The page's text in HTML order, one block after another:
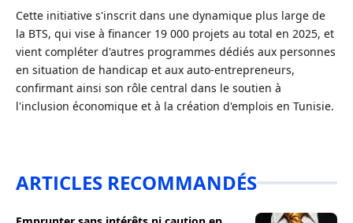
Cette initiative s'inscrit dans une dynamique plus large de
la BTS, qui vise à financer 19 000 projets au total en 2025, et
vient compléter d'autres programmes dédiés aux personnes
en situation de handicap et aux auto-entrepreneurs,
confirmant ainsi son rôle central dans le soutien à
l'inclusion économique et à la création d'emplois en Tunisie.
ARTICLES RECOMMANDÉS